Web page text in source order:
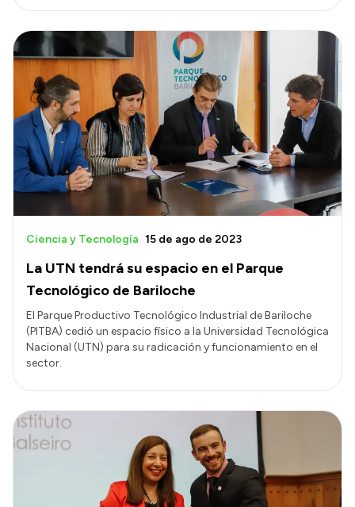
La UTN tendrá su espacio en el Parque
Tecnológico de Bariloche
Ciencia y Tecnología 15 de ago de 2023
El Parque Productivo Tecnológico Industrial de Bariloche
(PITBA) cedió un espacio físico a la Universidad Tecnológica
Nacional (UTN) para su radicación y funcionamiento en el
sector.